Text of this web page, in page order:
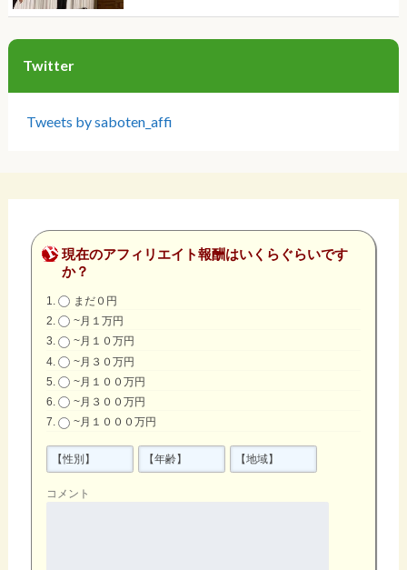
Twitter
Tweets by saboten_affi
現在のアフィリエイト報酬はいくらぐらいです
か？
まだ０円
~月１万円
~月１０万円
~月３０万円
~月１００万円
~月３００万円
~月１０００万円
コメント